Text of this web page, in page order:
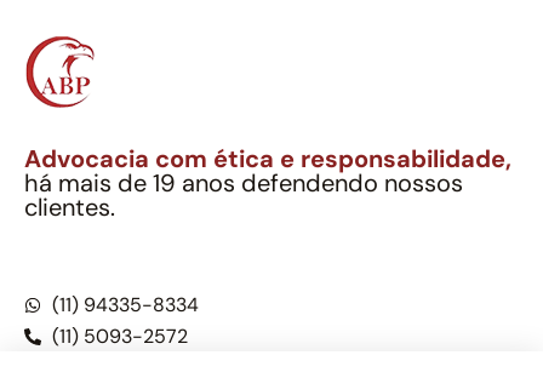
Advocacia com ética e responsabilidade,
há mais de 19 anos defendendo nossos
clientes.
(11) 94335-8334
(11) 5093-2572